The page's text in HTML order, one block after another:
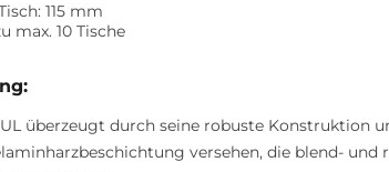
115 mm
max. 10 Tische
überzeugt durch seine robuste Konstruktion
versehen, die blend-